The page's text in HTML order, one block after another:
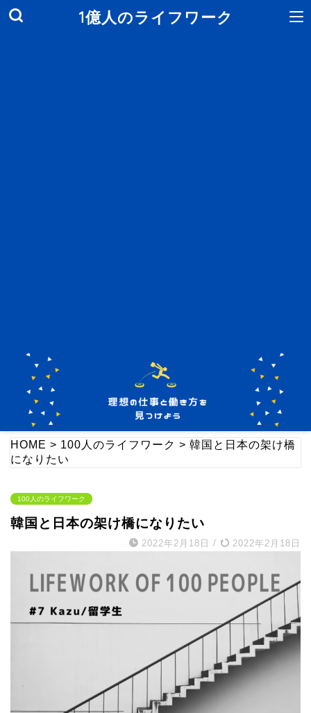
1億人のライフワーク
HOME > 100人のライフワーク > 韓国と日本の架け橋
になりたい
100人のライフワーク
韓国と日本の架け橋になりたい
2022年2月18日 / 2022年2月18日